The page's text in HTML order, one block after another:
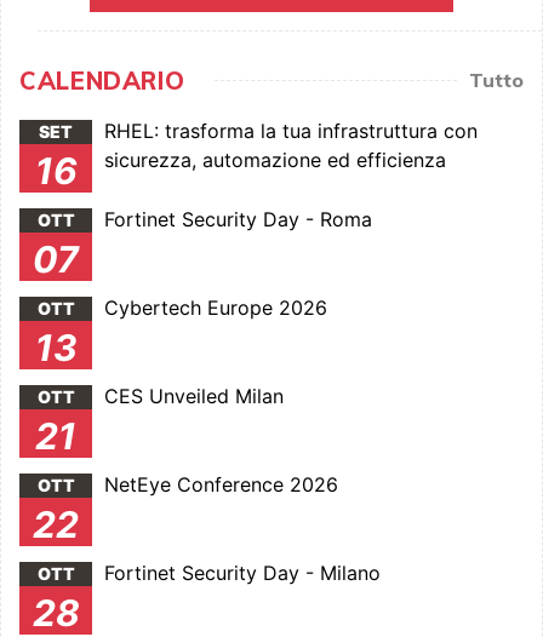
CALENDARIO Tutto
SET
16
RHEL: trasforma la tua infrastruttura con
sicurezza, automazione ed efficienza
OTT
07
Fortinet Security Day - Roma
OTT
13
Cybertech Europe 2026
OTT
21
CES Unveiled Milan
OTT
22
NetEye Conference 2026
OTT
28
Fortinet Security Day - Milano